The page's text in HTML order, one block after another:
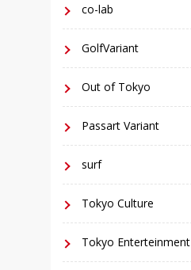
co-lab
GolfVariant
Out of Tokyo
Passart Variant
surf
Tokyo Culture
Tokyo Enterteinment